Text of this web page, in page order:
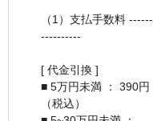
（1）支払手数料 ------
----------
[ 代金引換 ]
■ 5万円未満 ： 390円
（税込）